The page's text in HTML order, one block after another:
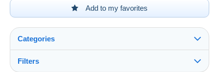
Add to my favorites
Categories
Filters